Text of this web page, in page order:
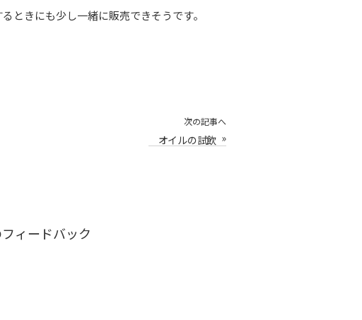
ときにも少し一緒に販売できそうです。
次の記事へ
オイルの試飲 »
ィードバック